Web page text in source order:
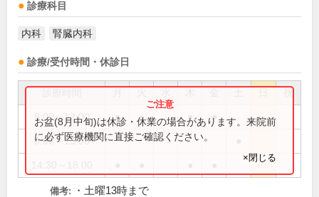
診療科目
内科 腎臓内科
診療/受付時間・休診日
祝
9:00～12:00 ● ● ● ●
9:00～13:00
お盆(8月中旬)は休診・休業の場合があります。来院前
に必ず医療機関に直接ご確認ください。
×閉じる
備考:
・土曜13時まで